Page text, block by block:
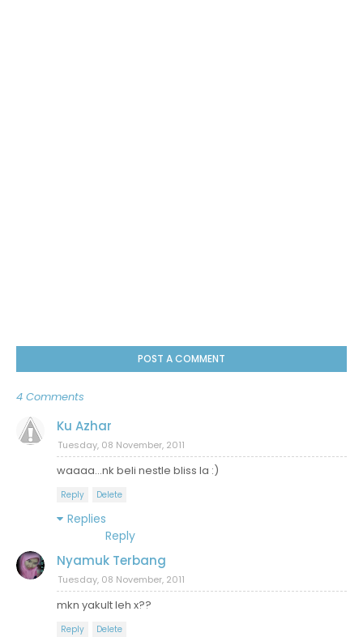
POST A COMMENT
4 Comments
Ku Azhar
Tuesday, 08 November, 2011
waaaa...nk beli nestle bliss la :)
Reply Delete
Replies
Reply
Nyamuk Terbang
Tuesday, 08 November, 2011
mkn yakult leh x??
Reply Delete